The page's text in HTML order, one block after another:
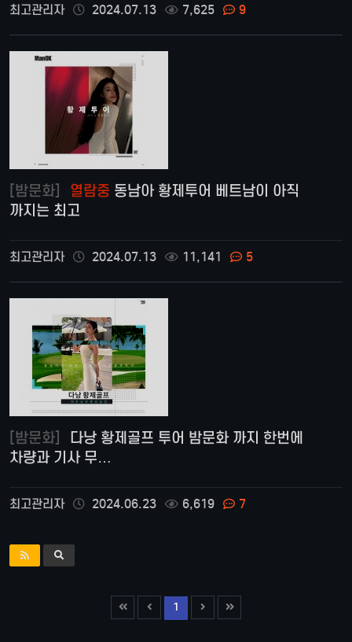
최고관리자 2024.07.13 7,625 9
[밤문화] 열람중 동남아 황제투어 베트남이 아직
까지는 최고
최고관리자 2024.07.13 11,141 5
[밤문화]
차량과 기사 무…
최고관리자 2024.06.23 6,619 7
1